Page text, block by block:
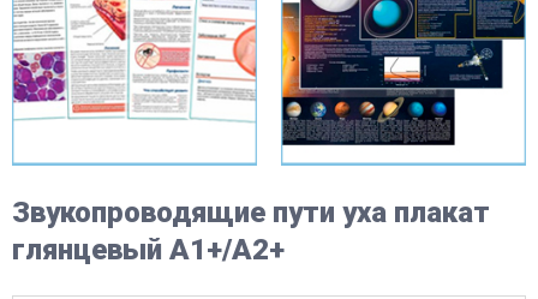
Звукопроводящие пути уха плакат
глянцевый А1+/А2+